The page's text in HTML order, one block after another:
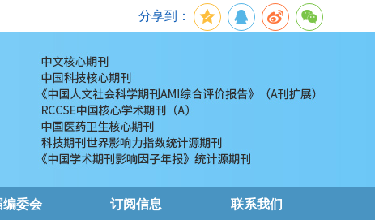
分享到：
编委会 订阅信息 联系我们